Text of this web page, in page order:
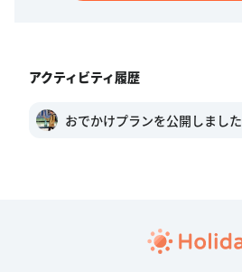
アクティビティ履歴
おでかけプランを公開しました